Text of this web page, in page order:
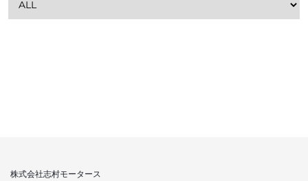
株式会社志村モータース